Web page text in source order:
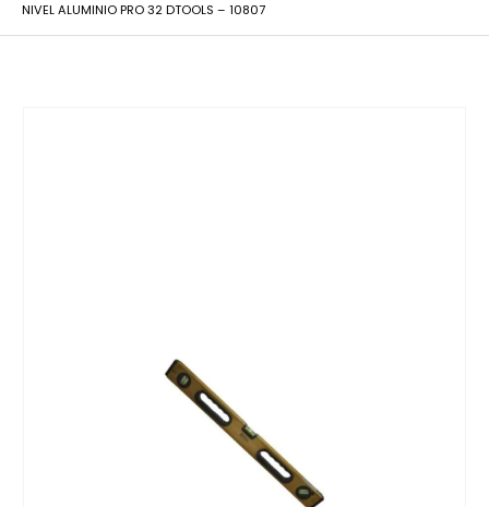
NIVEL ALUMINIO PRO 32 DTOOLS – 10807